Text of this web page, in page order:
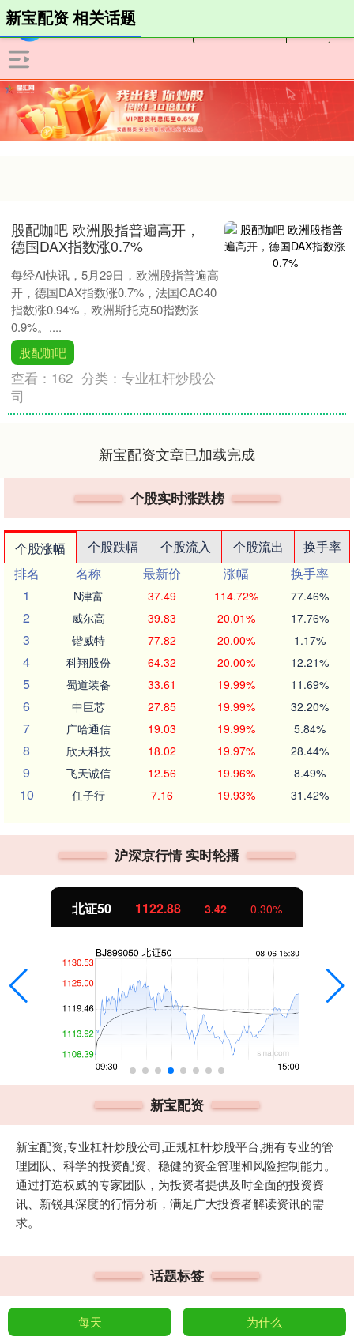
新宝配资 相关话题
股配咖吧 欧洲股指普遍高开，
德国DAX指数涨0.7%
每经AI快讯，5月29日，欧洲股指普遍高
开，德国DAX指数涨0.7%，法国CAC40
指数涨0.94%，欧洲斯托克50指数涨
0.9%。....
股配咖吧
查看： 162 分类：专业杠杆炒股公
司
新宝配资文章已加载完成
个股实时涨跌榜
个股涨幅 个股跌幅 个股流入 个股流出
换手率
排名
名称 最新价 涨幅
换手率
1
N津富 37.49 114.72% 77.46%
2 威尔高 39.83 20.01% 17.76%
3 锴威特 77.82 20.00% 1.17%
4 科翔股份 64.32 20.00% 12.21%
5 蜀道装备 33.61 19.99% 11.69%
6 中巨芯 27.85 19.99% 32.20%
7 广哈通信 19.03 19.99% 5.84%
8 欣天科技 18.02 19.97% 28.44%
9 飞天诚信 12.56 19.96% 8.49%
10 任子行 7.16 19.93% 31.42%
沪深京行情 实时轮播
北证50 1122.88 3.42 0.30%
新宝配资
新宝配资,专业杠杆炒股公司,正规杠杆炒股平台,拥有专业的管
理团队、科学的投资配资、稳健的资金管理和风险控制能力。
通过打造权威的专家团队，为投资者提供及时全面的投资资
讯、新锐具深度的行情分析，满足广大投资者解读资讯的需
求。
话题标签
每天 为什么